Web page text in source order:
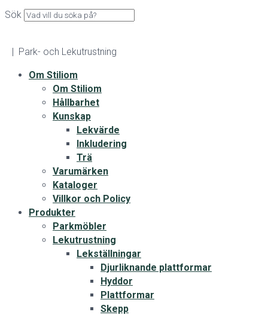
Sök
| Park- och Lekutrustning
Om Stiliom
Om Stiliom
Hållbarhet
Kunskap
Lekvärde
Inkludering
Trä
Varumärken
Kataloger
Villkor och Policy
Produkter
Parkmöbler
Lekutrustning
Lekställningar
Djurliknande plattformar
Hyddor
Plattformar
Skepp